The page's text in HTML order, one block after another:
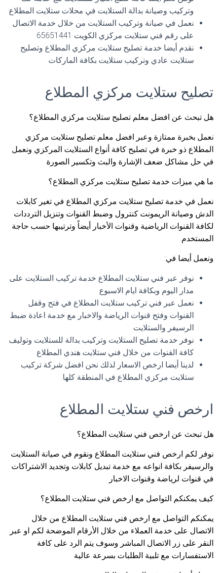
وتركيب وصيانة بدالة الستلايت في محلات ستلايت المطلاع
نعمل في صيانة وتركيب الستلايت من خلال خدمة الاتصال
على رقم فني ستلايت مركزي الكويت 65651441
نقدم أيضا خدمة تصليح ستلايت مركزي المطلاع وتصليح
ستلايت عادي وتركيب ستلايت بكافة الماركات
تصليح ستلايت مركزي المطلاع
هل تبحث عن افضل معلم تصليح ستلايت مركزي المطلاع؟
نعمل بخبرة ممتازة وعبر افضل معلم تصليح ستلايت مركزي
المطلاع ذو خبرة في تصليح كافة أنواع الستلايت المركزي ونعمل
في حل مشاكل ضعف الإشارة والبث وتكسير الصورة
ما هي ميزات خدمة تصليح ستلايت مركزي المطلاع؟
نعمل في خدمة تصليح ستلايت مركزي المطلاع في تغير كابلات
الدش وصيانة الريمونت كنترول وضبط القنوات وتنزيل الترددات
لكافة القنوات الرياضية وقنوات الأخبار أيضاً وترتيبها حسب حاجة
المستخدم.
ونعمل أيضا في:
نوفر عبر فني ستلايت المطلاع خدمة تركيب الستلايت على
مدار اليوم وبكافة ايام الاسبوع
نعمل عبر فني تركيب ستلايت المطلاع في فتح وقفل
القنوات وفتح قنوات الرياضة والاخبار مع خدمة اعادة ضبط
الرسيفر والستلايت
نوفر خدمة تصليح الستلايت وتركيب بدالة للستلايت وتوليف
كافة القنوات من خلال فني ستلايت هندي المطلاع
لدينا أيضا ارخص الاسعار لذلك نحن افضل شركة تركيب
ستلايت مركزي المطلاع في المنطقة كلها.
ارخص فني ستلايت المطلاع
هل تبحث عن ارخص فني ستلايت المطلاع؟
نوفر لكم ارخص فني ستلايت المطلاع ونقوم في صيانة الستلايت
والرسيفر بكافة انواعه مع خدمة تبديل كابلات وتجديد الاشتراكات
في قنوات لرياضة وقنوات الاخبار
كيف يمكنكم التواصل مع ارخص فني ستلايت المطلاع؟
يمكنكم التواصل مع ارخص فني ستلايت المطلاع من خلال
الاتصال على خدمة العملاء من خلال الأرقام الموضحة لكم او عبر
النقر على زر الاتصال المباشر وسوف يتم الرد على كافة
الاستفسارات مع تلبية الطلبات بسرعة عالية